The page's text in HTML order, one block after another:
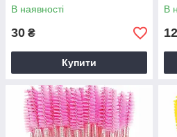
В наявності
30 ₴
Купити
В